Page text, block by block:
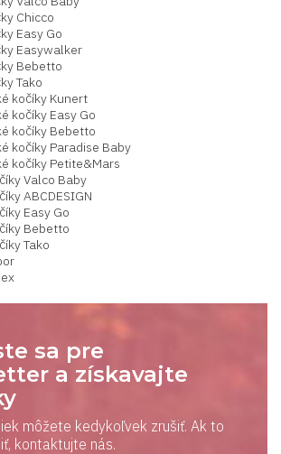
Chicco
Easy Go
Easywalker
Bebetto
Tako
kočíky Kunert
kočíky Easy Go
kočíky Bebetto
kočíky Paradise Baby
kočíky Petite&Mars
Valco Baby
ABCDESIGN
Easy Go
Bebetto
Tako
sa pre
a získavajte
môžete kedykoľvek zrušiť. Ak to
kontaktujte nás.